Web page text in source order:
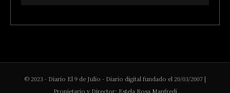
© 2023 - Diario El 9 de Julio - Diario digital fundado el 20/03/2007 |
Propietario y Director: Estela Rosa Manfredi